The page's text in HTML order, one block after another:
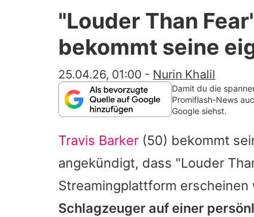
"Louder Than
bekommt seine
25.04.26, 01:00 - Nurin Khalil
Damit du die
Promiflash-News
Google siehst.
Travis Barker (50) bekommt
angekündigt, dass "Louder
Streamingplattform erscheinen
Schlagzeuger auf einer